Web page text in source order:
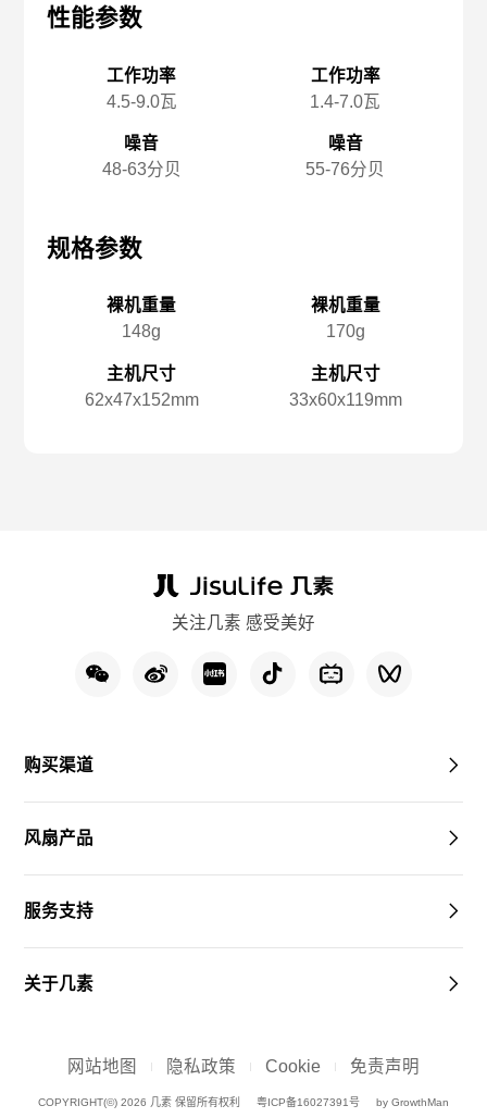
性能参数
工作功率
4.5-9.0瓦
噪音
48-63分贝
规格参数
裸机重量
148g
主机尺寸
62x️47x️152mm
工作功率
1.4-7.0瓦
噪音
55-76分贝
裸机重量
170g
主机尺寸
33x️60x️119mm
关注几素 感受美好
购买渠道
风扇产品
服务支持
关于几素
COPYRIGHT(©) 2026 几素 保留所有权利 粤ICP备16027391号 by GrowthMan
网站地图 隐私政策 Cookie 免责声明